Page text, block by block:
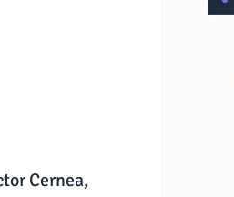
Cernea,